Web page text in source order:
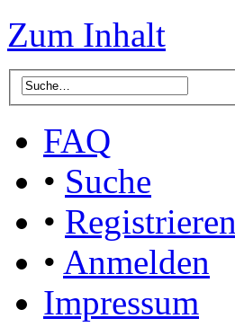
Zum Inhalt
FAQ
• Suche
• Registrieren
• Anmelden
Impressum